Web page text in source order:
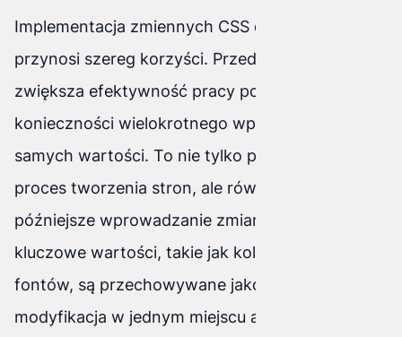
Implementacja zmiennych CSS do projektu
przynosi szereg korzyści. Przede wszystkim,
zwiększa efektywność pracy poprzez eliminację
konieczności wielokrotnego wpisywania tych
samych wartości. To nie tylko przyspiesza
proces tworzenia stron, ale również ułatwia
późniejsze wprowadzanie zmian. Gdy wszystkie
kluczowe wartości, takie jak kolory czy rozmiary
fontów, są przechowywane jako zmienne, ich
modyfikacja w jednym miejscu automatycznie